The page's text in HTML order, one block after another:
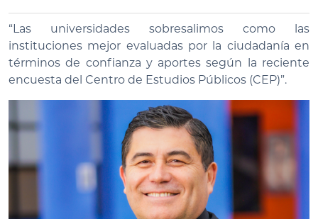
“Las universidades sobresalimos como las
instituciones mejor evaluadas por la ciudadanía en
términos de confianza y aportes según la reciente
encuesta del Centro de Estudios Públicos (CEP)”.